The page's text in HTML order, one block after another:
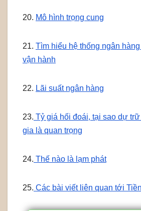
20. Mô hình trọng cung
21. Tìm hiểu hệ thống ngân
vận hành
22. Lãi suất ngân hàng
23. Tỷ giá hối đoái, tại sao dự
gia là quan trọng
24. Thế nào là lạm phát
25. Các bài viết liên quan tới